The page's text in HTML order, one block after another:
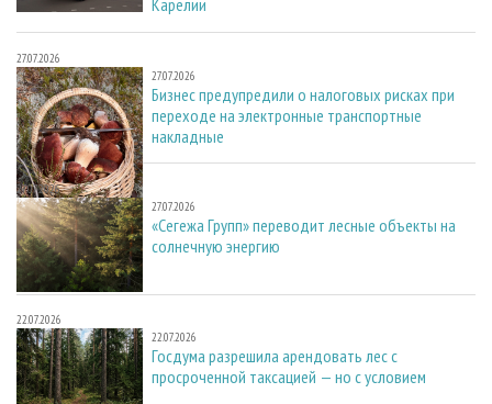
Карелии
27.07.2026
27.07.2026
Бизнес предупредили о налоговых рисках при
переходе на электронные транспортные
накладные
27.07.2026
27.07.2026
«Сегежа Групп» переводит лесные объекты на
солнечную энергию
22.07.2026
22.07.2026
Госдума разрешила арендовать лес с
просроченной таксацией — но с условием